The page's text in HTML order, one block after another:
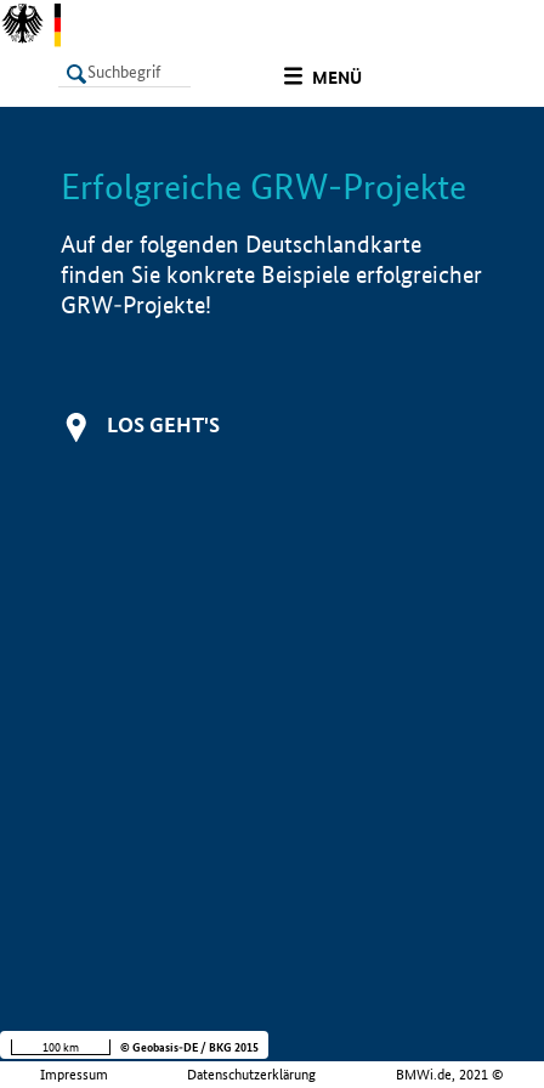
MENÜ
LISTE Info
Erfolgreiche GRW-Projekte
Auf der folgenden Deutschlandkarte
finden Sie konkrete Beispiele erfolgreicher
GRW-Projekte!
LOS GEHT'S
Impressum Datenschutzerklärung BMWi.de, 2021 ©
100 km © Geobasis-DE / BKG 2015